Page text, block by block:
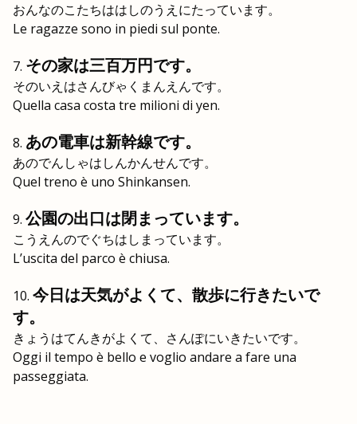
おんなのこたちははしのうえにたっています。
Le ragazze sono in piedi sul ponte.
その家は三百万円です。
そのいえはさんびゃくまんえんです。
Quella casa costa tre milioni di yen.
あの電車は新幹線です。
あのでんしゃはしんかんせんです。
Quel treno è uno Shinkansen.
公園の出口は閉まっています。
こうえんのでぐちはしまっています。
L’uscita del parco è chiusa.
今日は天気がよくて、散歩に行きたいで
す。
きょうはてんきがよくて、さんぽにいきたいです。
Oggi il tempo è bello e voglio andare a fare una
passeggiata.